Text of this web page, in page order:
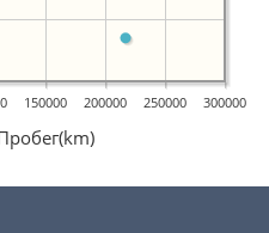
150000 200000 250000 300000